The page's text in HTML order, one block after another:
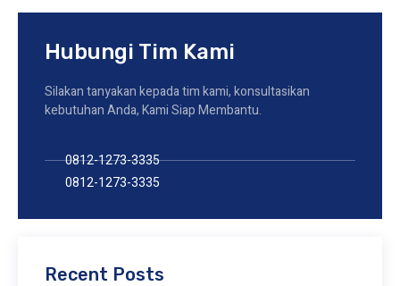
Hubungi Tim Kami
Silakan tanyakan kepada tim kami, konsultasikan
kebutuhan Anda, Kami Siap Membantu.
0812-1273-3335
0812-1273-3335
Recent Posts